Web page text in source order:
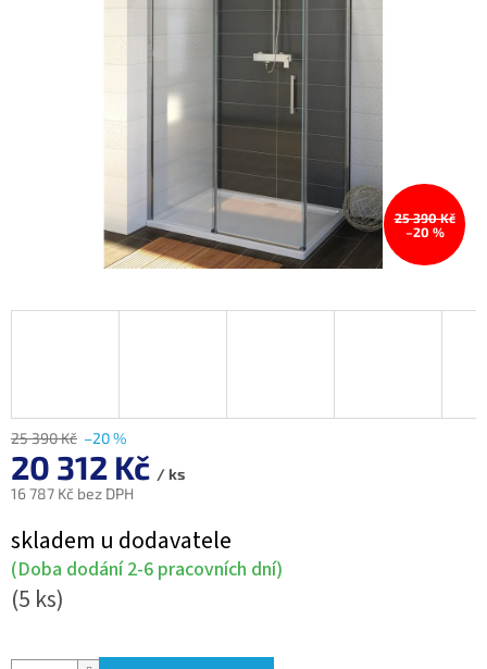
25 390 Kč
–20 %
25 390 Kč –20 %
20 312 Kč / ks
16 787 Kč bez DPH
cena:
skladem u dodavatele
(Doba dodání 2-6 pracovních dní)
(5 ks)